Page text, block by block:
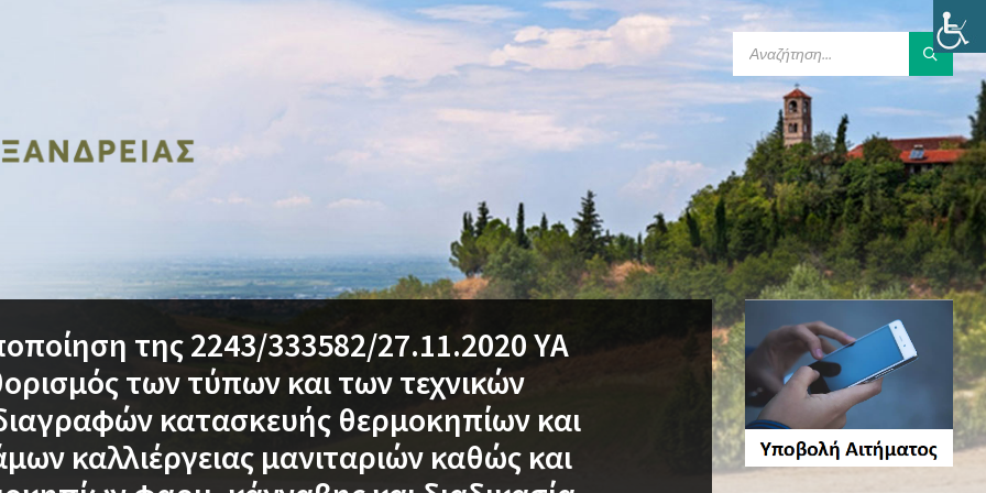
της 2243/333582/27.11.2020 ΥΑ
των τύπων και των τεχνικών
κατασκευής θερμοκηπίων και
καλλιέργειας μανιταριών καθώς και